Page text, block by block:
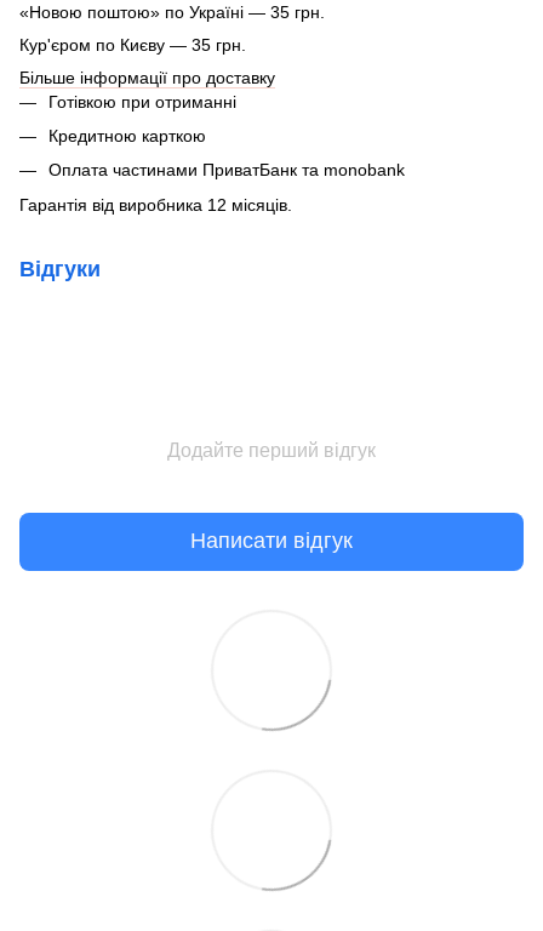
«Новою поштою» по Україні — 35 грн.
Кур'єром по Києву — 35 грн.
Більше інформації про доставку
Готівкою при отриманні
Кредитною карткою
Оплата частинами ПриватБанк та monobank
Гарантія від виробника 12 місяців.
Відгуки
Додайте перший відгук
Написати відгук